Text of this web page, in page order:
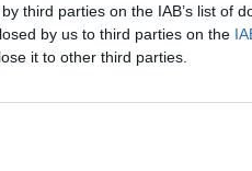
third parties on the IAB’s list of
by us to third parties on the
it to other third parties.
zajema mnoga področja
ozrl pod rubriko
lokalnimi in regionalnimi
zdrave kritike oz.
z naravo in